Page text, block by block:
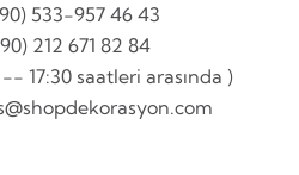
533-957 46 43
671 82 84
arasında )